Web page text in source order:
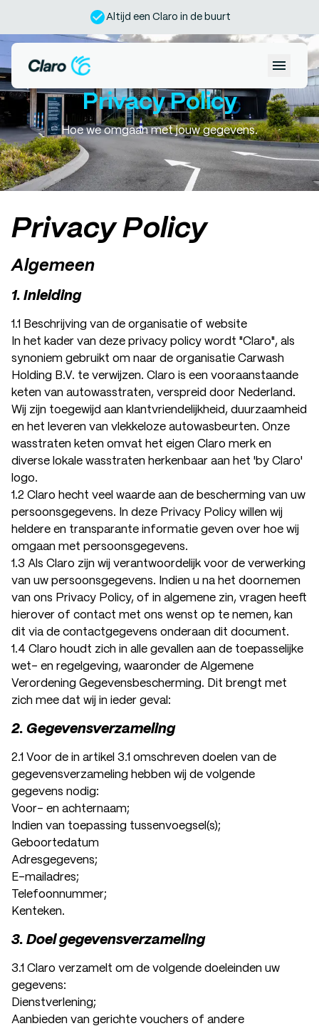
Altijd een Claro in de buurt
Locaties
Diensten
Voordeel
Over ons
Werken bij
Inloggen
Privacy Policy
Hoe we omgaan met jouw gegevens.
Privacy Policy
Algemeen
1. Inleiding
1.1 Beschrijving van de organisatie of website
In het kader van deze privacy policy wordt "Claro", als
synoniem gebruikt om naar de organisatie Carwash
Holding B.V. te verwijzen. Claro is een vooraanstaande
keten van autowasstraten, verspreid door Nederland.
Wij zijn toegewijd aan klantvriendelijkheid, duurzaamheid
en het leveren van vlekkeloze autowasbeurten. Onze
wasstraten keten omvat het eigen Claro merk en
diverse lokale wasstraten herkenbaar aan het 'by Claro'
logo.
1.2 Claro hecht veel waarde aan de bescherming van uw
persoonsgegevens. In deze Privacy Policy willen wij
heldere en transparante informatie geven over hoe wij
omgaan met persoonsgegevens.
1.3 Als Claro zijn wij verantwoordelijk voor de verwerking
van uw persoonsgegevens. Indien u na het doornemen
van ons Privacy Policy, of in algemene zin, vragen heeft
hierover of contact met ons wenst op te nemen, kan
dit via de contactgegevens onderaan dit document.
1.4 Claro houdt zich in alle gevallen aan de toepasselijke
wet- en regelgeving, waaronder de Algemene
Verordening Gegevensbescherming. Dit brengt met
zich mee dat wij in ieder geval:
2. Gegevensverzameling
2.1 Voor de in artikel 3.1 omschreven doelen van de
gegevensverzameling hebben wij de volgende
gegevens nodig:
Voor- en achternaam;
Indien van toepassing tussenvoegsel(s);
Geboortedatum
Adresgegevens;
E-mailadres;
Telefoonnummer;
Kenteken.
3. Doel gegevensverzameling
3.1 Claro verzamelt om de volgende doeleinden uw
gegevens:
Dienstverlening;
Aanbieden van gerichte vouchers of andere